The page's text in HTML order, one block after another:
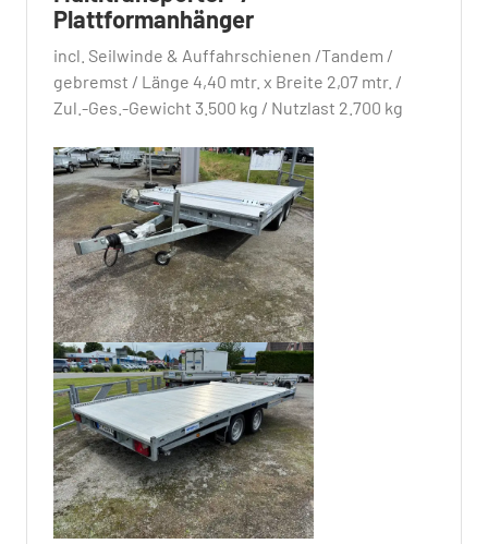
Plattformanhänger
incl. Seilwinde & Auffahrschienen /Tandem /
gebremst / Länge 4,40 mtr. x Breite 2,07 mtr. /
Zul.-Ges.-Gewicht 3.500 kg / Nutzlast 2.700 kg